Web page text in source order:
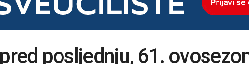
posljednju, 61.